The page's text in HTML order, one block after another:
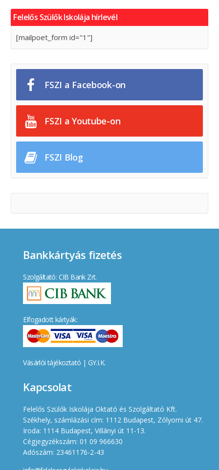
Felelős Szülők Iskolája hírlevél
[mailpoet_form id="1"]
FSZI a Facebook-on
FSZI a Youtube-on
FSZI Blog
Bankkártyás fizetés
Szolgáltató: CIB Bank Zrt.
Elfogadott kártyák:
Vásárlói tájékoztató | GY.I.K.
Kapcsolat
Felelős Szülők Iskolája Oktató és Szolgáltató Kft.
Székhely, számlázási cím: 1112 Budapest, Zólyomi út 47.
Iroda: 1114 Budapest, Villányi út 11-13.
Cégjegyzékszám: 01 09 966630
Adószám: 23461176-2-43